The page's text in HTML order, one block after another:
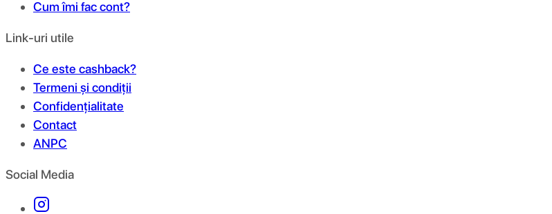
Cum îmi fac cont?
Link-uri utile
Ce este cashback?
Termeni și condiții
Confidențialitate
Contact
ANPC
Social Media